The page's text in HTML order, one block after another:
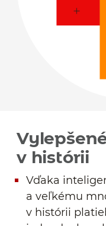
v histórii
Vďaka
a veľkému
v histórii